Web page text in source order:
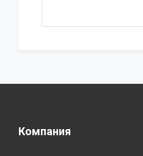
Компания